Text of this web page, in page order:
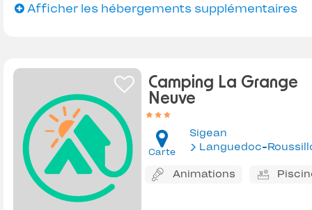
Afficher les hébergements supplémentaires
Camping La Grange
Neuve
Carte
Sigean
Languedoc-
Animations